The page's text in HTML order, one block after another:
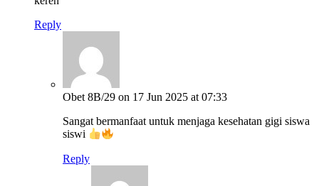
Reply
Obet 8B/29 on 17 Jun 2025 at 07:33
Sangat bermanfaat untuk menjaga kesehatan gigi siswa
siswi
Reply